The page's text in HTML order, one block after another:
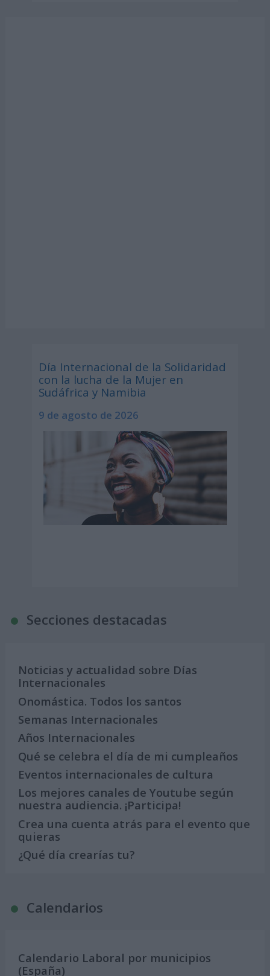
Día Internacional de la Solidaridad
con la lucha de la Mujer en
Sudáfrica y Namibia
9 de agosto de 2026
Secciones destacadas
Noticias y actualidad sobre Días
Internacionales
Onomástica. Todos los santos
Semanas Internacionales
Años Internacionales
Qué se celebra el día de mi cumpleaños
Eventos internacionales de cultura
Los mejores canales de Youtube según
nuestra audiencia. ¡Participa!
Crea una cuenta atrás para el evento que
quieras
¿Qué día crearías tu?
Calendarios
Calendario Laboral por municipios
(España)